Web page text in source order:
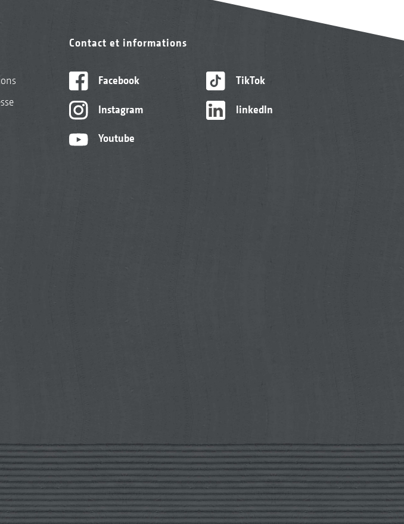
Contact et informations
Facebook
Instagram
Youtube
TikTok
linkedIn